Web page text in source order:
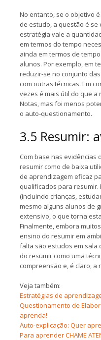
No entanto, se o objetivo
de estudo, a questão é
estratégia vale a
em termos do tempo
ainda em termos de
alunos. Por exemplo, em
reduzir-se no conjunto
com outras técnicas. Em
vezes é mais útil do que
Notas, mas foi menos
o auto-questionamento.
3.5 Resumir:
Com base nas evidências
resumir como de baixa
de aprendizagem eficaz
qualificados para
(incluindo crianças,
mesmo alguns alunos de
extensivo, o que torna
Finalmente, embora
ensino do resumir em
falta são estudos em sala
do resumir como uma
compreensão e, é claro, a
Veja também:
Estratégias de
Questionamento de
aprenda!
Auto-explicação: Quer
Para aprender CHAME